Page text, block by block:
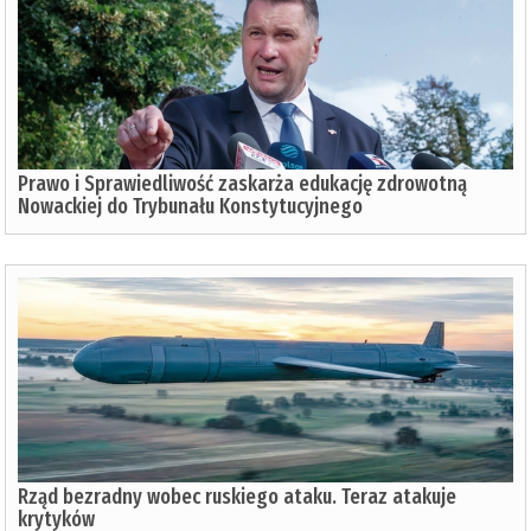
Prawo i Sprawiedliwość zaskarża edukację zdrowotną
Nowackiej do Trybunału Konstytucyjnego
Rząd bezradny wobec ruskiego ataku. Teraz atakuje
krytyków